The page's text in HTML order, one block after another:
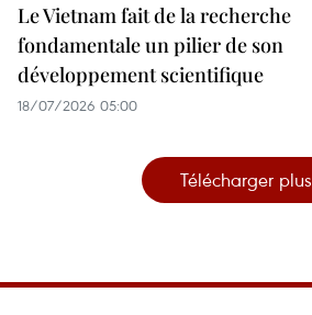
Le Vietnam fait de la recherche
fondamentale un pilier de son
développement scientifique
18/07/2026 05:00
Télécharger plus